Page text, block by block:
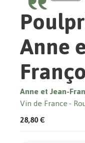
Anne
Anne et Jean-
Vin de France
28,80 €